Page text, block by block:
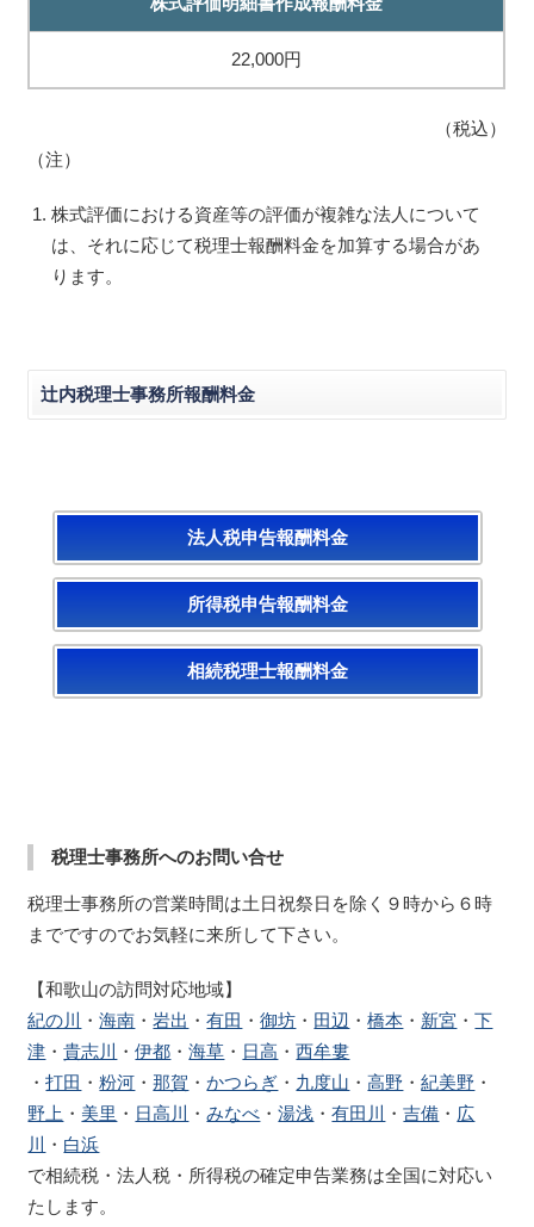
22,000円
（税込）
（注）
株式評価における資産等の評価が複雑な法人について
は、それに応じて税理士報酬料金を加算する場合があ
ります。
辻内税理士事務所報酬料金
法人税申告報酬料金
所得税申告報酬料金
相続税理士報酬料金
税理士事務所へのお問い合せ
税理士事務所の営業時間は土日祝祭日を除く９時から６時
までですのでお気軽に来所して下さい。
【和歌山の訪問対応地域】
紀の川
・海南 ・岩出 ・有田 ・御坊 ・ 田辺 ・橋本 ・ 新宮 ・下
津 ・貴志川 ・伊都 ・海草 ・ 日高 ・西牟婁
・打田 ・粉河 ・那賀 ・かつらぎ ・ 九度山 ・高野 ・紀美野 ・
野上 ・ 美里 ・ 日高川 ・みなべ ・湯浅 ・有田川 ・吉備 ・ 広
川
・ 白浜
で相続税・法人税・所得税の確定申告業務は全国に対応い
たします。